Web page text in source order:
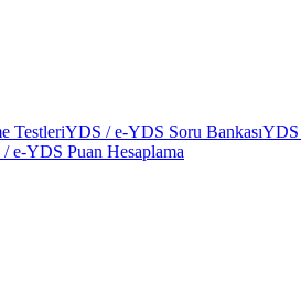
TestleriYDS / e-YDS Soru BankasıYDS
e-YDS Puan Hesaplama